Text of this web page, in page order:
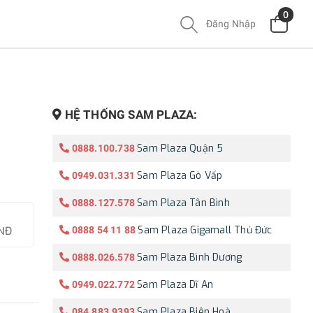
Đăng Nhập
0
HỆ THỐNG SAM PLAZA:
0888.100.738 Sam Plaza Quận 5
0949.031.331 Sam Plaza Gò Vấp
0888.127.578 Sam Plaza Tân Bình
0888 54 11 88 Sam Plaza Gigamall Thủ Đức
0888.026.578 Sam Plaza Bình Dương
0949.022.772 Sam Plaza Dĩ An